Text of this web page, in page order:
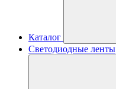
Каталог
Светодиодные ленты